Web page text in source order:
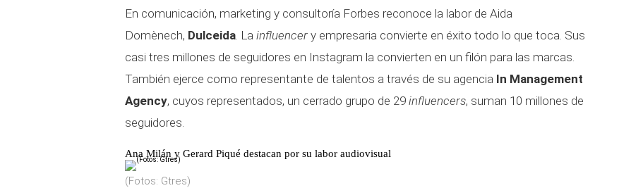
En comunicación, marketing y consultoría Forbes reconoce la labor de Aida
Domènech, Dulceida. La influencer y empresaria convierte en éxito todo lo que toca. Sus
casi tres millones de seguidores en Instagram la convierten en un filón para las marcas.
También ejerce como representante de talentos a través de su agencia In Management
Agency, cuyos representados, un cerrado grupo de 29 influencers, suman 10 millones de
seguidores.
Ana Milán y Gerard Piqué destacan por su labor audiovisual
(Fotos: Gtres)